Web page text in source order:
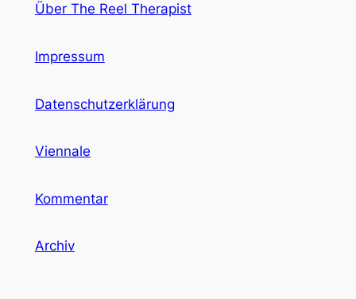
Über The Reel Therapist
Impressum
Datenschutzerklärung
Viennale
Kommentar
Archiv